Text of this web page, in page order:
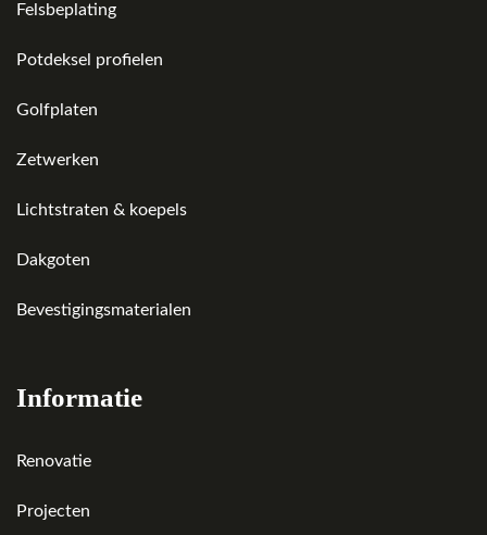
Felsbeplating
Potdeksel profielen
Golfplaten
Zetwerken
Lichtstraten & koepels
Dakgoten
Bevestigingsmaterialen
Informatie
Renovatie
Projecten